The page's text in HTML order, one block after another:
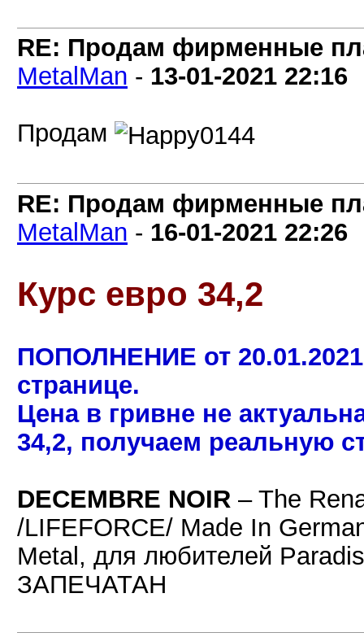
RE: Продам фирменные
MetalMan - 13-01-2021 22:16
Продам
RE: Продам фирменные
MetalMan - 16-01-2021 22:26
Курс евро 34,2
ПОПОЛНЕНИЕ от
странице.
Цена в гривне не
34,2, получаем реальную
DECEMBRE NOIR – The
/LIFEFORCE/ Made In
Metal, для любителей
ЗАПЕЧАТАН